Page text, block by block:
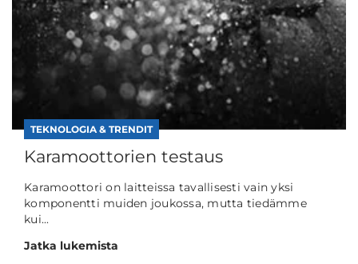
TEKNOLOGIA & TRENDIT
Karamoottorien testaus
Karamoottori on laitteissa tavallisesti vain yksi
komponentti muiden joukossa, mutta tiedämme
kui...
Jatka lukemista